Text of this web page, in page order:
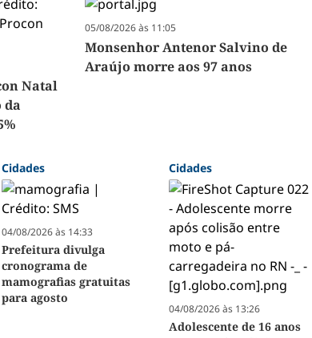
Natal
da
05/08/2026 às 11:05
Monsenhor Antenor Salvino de
Araújo morre aos 97 anos
Cidades
04/08/2026 às 14:33
Prefeitura divulga
cronograma de
mamografias gratuitas
para agosto
Cidades
04/08/2026 às 13:26
Adolescente de 16 anos